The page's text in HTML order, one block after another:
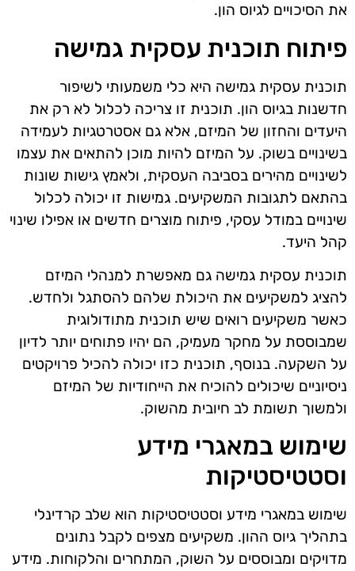
את הסיכויים לגיוס הון.
פיתוח תוכנית עסקית גמישה
תוכנית עסקית גמישה היא כלי משמעותי לשיפור
חדשנות בגיוס הון. תוכנית זו צריכה לכלול לא רק את
היעדים והחזון של המיזם, אלא גם אסטרטגיות לעמידה
בשינויים בשוק. על המיזם להיות מוכן להתאים את עצמו
לשינויים מהירים בסביבה העסקית, ולאמץ גישות שונות
בהתאם לתגובות המשקיעים. גמישות זו יכולה לכלול
שינויים במודל עסקי, פיתוח מוצרים חדשים או אפילו שינוי
קהל היעד.
תוכנית עסקית גמישה גם מאפשרת למנהלי המיזם
להציג למשקיעים את היכולת שלהם להסתגל ולחדש.
כאשר משקיעים רואים שיש תוכנית מתודולוגית
שמבוססת על מחקר מעמיק, הם יהיו פתוחים יותר לדיון
על השקעה. בנוסף, תוכנית כזו יכולה להכיל פרויקטים
ניסיוניים שיכולים להוכיח את הייחודיות של המיזם
ולמשוך תשומת לב חיובית מהשוק.
שימוש במאגרי מידע
וסטטיסטיקות
שימוש במאגרי מידע וסטטיסטיקות הוא שלב קרדינלי
בתהליך גיוס ההון. משקיעים מצפים לקבל נתונים
מדויקים ומבוססים על השוק, המתחרים והלקוחות. מידע